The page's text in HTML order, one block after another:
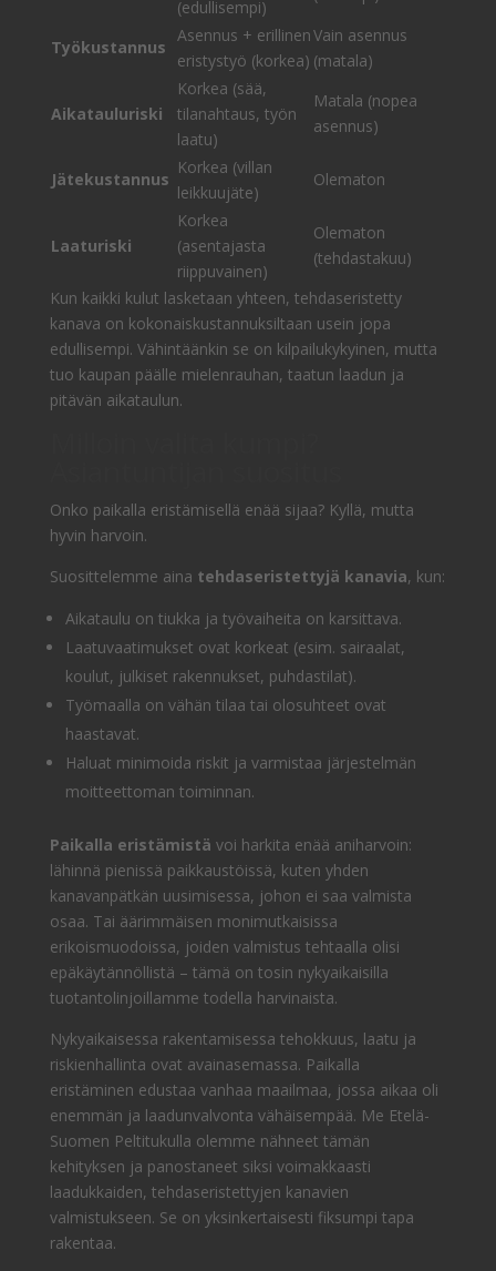
(edullisempi)
Työkustannus
Asennus + erillinen
eristystyö (korkea)
Vain asennus
(matala)
Aikatauluriski
Korkea (sää,
tilanahtaus, työn
laatu)
Matala (nopea
asennus)
Jätekustannus
Korkea (villan
leikkuujäte)
Olematon
Laaturiski
Korkea
(asentajasta
riippuvainen)
Olematon
(tehdastakuu)
Kun kaikki kulut lasketaan yhteen, tehdaseristetty
kanava on kokonaiskustannuksiltaan usein jopa
edullisempi. Vähintäänkin se on kilpailukykyinen, mutta
tuo kaupan päälle mielenrauhan, taatun laadun ja
pitävän aikataulun.
Onko paikalla eristämisellä enää sijaa? Kyllä, mutta
hyvin harvoin.
Suosittelemme aina tehdaseristettyjä kanavia, kun:
Aikataulu on tiukka ja työvaiheita on karsittava.
Laatuvaatimukset ovat korkeat (esim. sairaalat,
koulut, julkiset rakennukset, puhdastilat).
Työmaalla on vähän tilaa tai olosuhteet ovat
haastavat.
Haluat minimoida riskit ja varmistaa järjestelmän
moitteettoman toiminnan.
Paikalla eristämistä voi harkita enää aniharvoin:
lähinnä pienissä paikkaustöissä, kuten yhden
kanavanpätkän uusimisessa, johon ei saa valmista
osaa. Tai äärimmäisen monimutkaisissa
erikoismuodoissa, joiden valmistus tehtaalla olisi
epäkäytännöllistä – tämä on tosin nykyaikaisilla
tuotantolinjoillamme todella harvinaista.
Nykyaikaisessa rakentamisessa tehokkuus, laatu ja
riskienhallinta ovat avainasemassa. Paikalla
eristäminen edustaa vanhaa maailmaa, jossa aikaa oli
enemmän ja laadunvalvonta vähäisempää. Me Etelä-
Suomen Peltitukulla olemme nähneet tämän
kehityksen ja panostaneet siksi voimakkaasti
laadukkaiden, tehdaseristettyjen kanavien
valmistukseen. Se on yksinkertaisesti fiksumpi tapa
rakentaa.